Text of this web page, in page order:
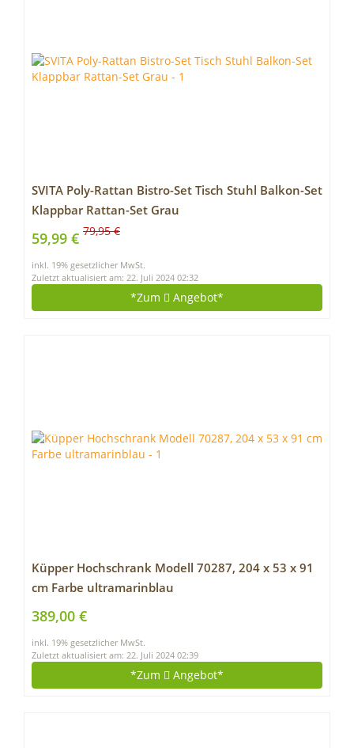
SVITA Poly-Rattan Bistro-Set Tisch Stuhl Balkon-Set
Klappbar Rattan-Set Grau
59,99 € 79,95 €
inkl. 19% gesetzlicher MwSt.
Zuletzt aktualisiert am: 22. Juli 2024 02:32
*Zum Angebot*
Küpper Hochschrank Modell 70287, 204 x 53 x 91
cm Farbe ultramarinblau
389,00 €
inkl. 19% gesetzlicher MwSt.
Zuletzt aktualisiert am: 22. Juli 2024 02:39
*Zum Angebot*